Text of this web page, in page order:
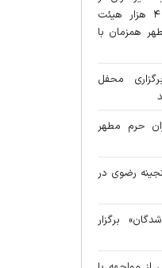
ایران تا پیش‌بینی حضور ۴ هزار هیئت
همزمان با
محفل
حرم مطهر
رضوی در
برگزار